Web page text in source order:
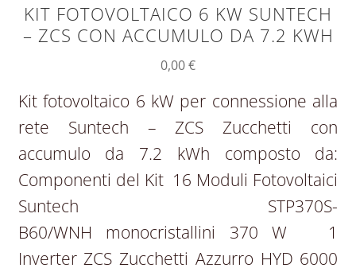
KIT FOTOVOLTAICO 6 KW SUNTECH
– ZCS CON ACCUMULO DA 7.2 KWH
0,00€
Kit fotovoltaico 6 kW per connessione alla
rete Suntech – ZCS Zucchetti con
accumulo da 7.2 kWh composto da:
Componenti del Kit 16 Moduli Fotovoltaici
Suntech STP370S-
B60/WNH monocristallini 370 W 1
Inverter ZCS Zucchetti Azzurro HYD 6000